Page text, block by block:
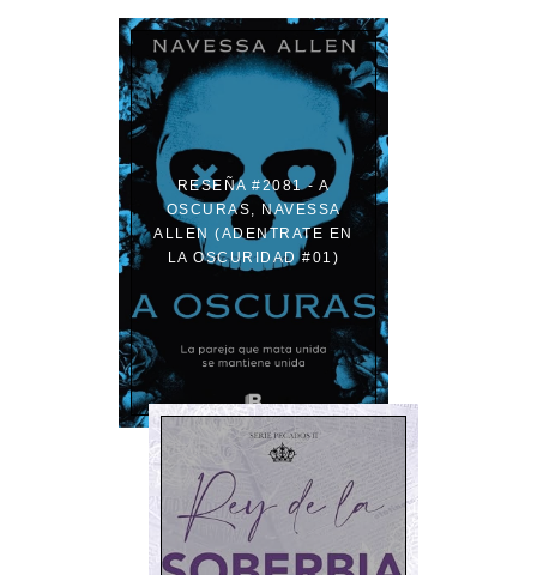
RESEÑA #2081 - A
OSCURAS, NAVESSA
ALLEN (ADENTRATE EN
LA OSCURIDAD #01)